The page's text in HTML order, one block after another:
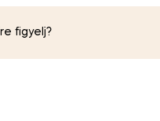
figyelj?